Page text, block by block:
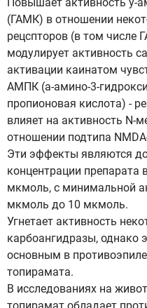
(ГАМК) в отношении
рецспторов (в том числе
модулирует активность
активации каинатом
АМПК (а-амино-3-
пропионовая кислота) -
влияет на активность N-
отношении подтипа
Эти эффекты являются
концентрации
мкмоль, с минимальной
мкмоль до 10 мкмоль.
Угнетает активность
карбоангидразы, однако
основным в
топирамата.
В исследованиях на